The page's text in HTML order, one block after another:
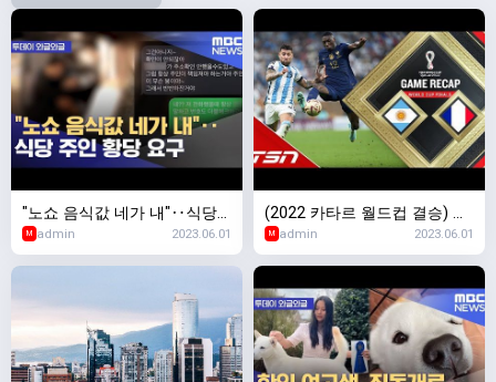
"노쇼 음식값 네가 내"‥식당
주인 황당 요구 (2023.01.03/
뉴스투데이/MBC)
M admin 2023.06.01
(2022 카타르 월드컵 결승) 아
르헨티나 vs. 프랑스 FULL 하이
라이트
M admin 2023.06.01